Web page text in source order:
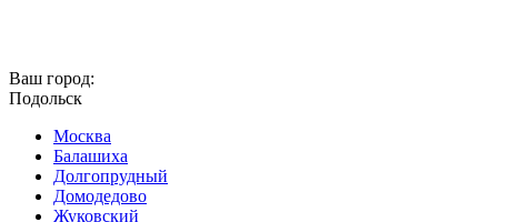
Ваш город:
Подольск
Москва
Балашиха
Долгопрудный
Домодедово
Жуковский